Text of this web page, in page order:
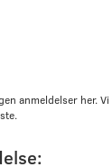
anmeldelser her.